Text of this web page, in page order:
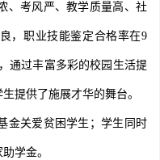
考风严、教学质量高、社
，职业技能鉴定合格率在9
通过丰富多彩的校园生活提
提供了施展才华的舞台。
关爱贫困学生；学生同时
学金。